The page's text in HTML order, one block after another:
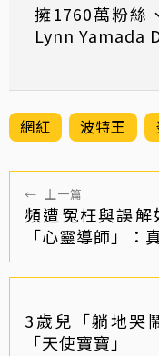
擁1760萬粉絲
Lynn Yamada
網紅 波特王
← 上一篇
頻遭冤枉與誤解
「心靈導師」：
3歲兒「躺地哭
「天使寶寶」